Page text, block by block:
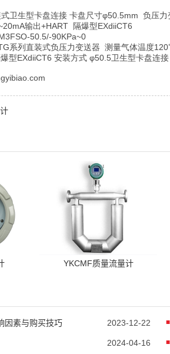
生型卡盘连接 卡盘尺寸φ50.5mm 负压
输出+HART 隔爆型EXdiiCT6
50.5/-90KPa~0
系列直装式负压力变送器 测量气体温度
型EXdiiCT6 安装方式 φ50.5卫生型卡盘连
YKCMF质量流量计
因素与购买技巧 2023-12-22
2024-04-16